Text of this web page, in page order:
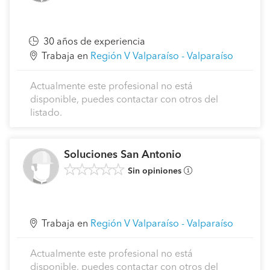
interiores, muebles y cocinas a medida.
Cualquier material, poniendo el foco exclusivamente en
la maxima calidad de los insumos elegidos en cada
proyecto.
¿Qué datos necesitan para poder pasar un
presupuesto detallado?
Únicamente necesito de la disponibilidad del cliente
qué un cliente debería elegirlos?
La atención al cliente y la calidad en en los detalles es el
30 años de experiencia
Trabaja en Región V Valparaíso - Valparaíso
Actualmente este profesional no está
disponible, puedes contactar con otros del
listado.
Soluciones San Antonio
Sin opiniones
Trabaja en Región V Valparaíso - Valparaíso
Actualmente este profesional no está
disponible, puedes contactar con otros del